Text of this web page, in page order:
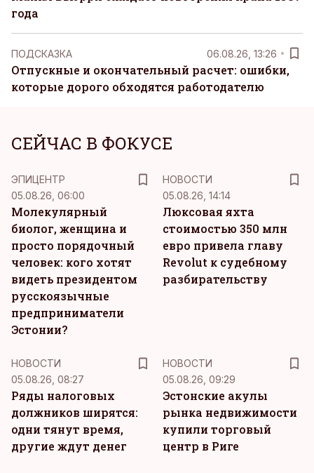
года
ПОДСКАЗКА 06.08.26, 13:26
Отпускные и окончательный расчет: ошибки,
которые дорого обходятся работодателю
СЕЙЧАС В ФОКУСЕ
ЭПИЦЕНТР
05.08.26, 06:00
Молекулярный
биолог, женщина и
просто порядочный
человек: кого хотят
видеть президентом
русскоязычные
предприниматели
Эстонии?
НОВОСТИ
05.08.26, 14:14
Люксовая яхта
стоимостью 350 млн
евро привела главу
Revolut к судебному
разбирательству
НОВОСТИ
05.08.26, 08:27
Ряды налоговых
должников ширятся:
одни тянут время,
другие ждут денег
НОВОСТИ
05.08.26, 09:29
Эстонские акулы
рынка недвижимости
купили торговый
центр в Риге